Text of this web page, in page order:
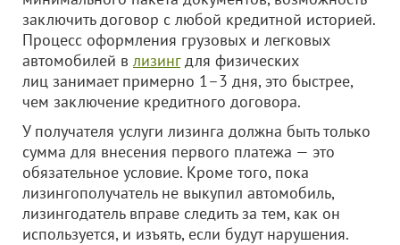
заключить договор с любой кредитной историей.
Процесс оформления грузовых и легковых
автомобилей в лизингдля физических
лиц занимает примерно 1–3 дня, это быстрее,
чем заключение кредитного договора.
У получателя услуги лизинга должна быть только
сумма для внесения первого платежа — это
обязательное условие. Кроме того, пока
лизингополучатель не выкупил автомобиль,
лизингодатель вправе следить за тем, как он
используется, и изъять, если будут нарушения.